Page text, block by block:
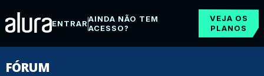
ENTRARAINDA NÃO TEM
ACESSO?
VEJA OS
PLANOS
FÓRUM